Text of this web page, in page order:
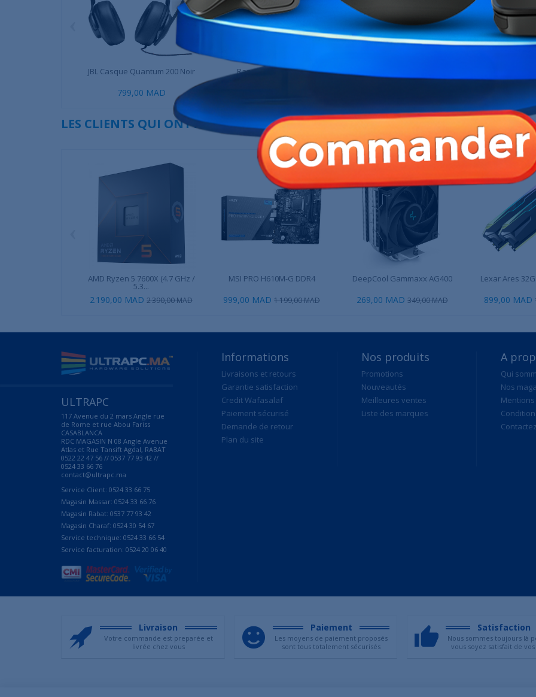
JBL Casque Quantum 200 Noir
799,00 MAD
Razer Aether Lamp
249,00 MAD
LES CLIENTS QUI ONT ACHETÉ CE PRODUIT ONT ÉGALEMENT ACHETÉ :
AMD Ryzen 5 7600X (4.7 GHz /
5.3...
2 190,00 MAD 2 390,00 MAD
MSI PRO H610M-G DDR4
999,00 MAD 1 199,00 MAD
DeepCool Gammaxx AG400
269,00 MAD 349,00 MAD
Lexar Ares
899,00 MAD
ULTRAPC
117 Avenue du 2 mars Angle rue
de Rome et rue Abou Fariss
CASABLANCA
RDC MAGASIN N 08 Angle Avenue
Atlas et Rue Tansift Agdal, RABAT
0522 22 47 56 // 0537 77 93 42 //
0524 33 66 76
contact@ultrapc.ma
Service Client: 0524 33 66 75
Magasin Massar: 0524 33 66 76
Magasin Rabat: 0537 77 93 42
Magasin Charaf: 0524 30 54 67
Service technique: 0524 33 66 54
Service facturation: 0524 20 06 40
Informations
Livraisons et retours
Garantie satisfaction
Credit Wafasalaf
Paiement sécurisé
Demande de retour
Plan du site
Nos produits
Promotions
Nouveautés
Meilleures ventes
Liste des marques
A
Qui
Nos
Livraison
Votre commande est preparée et
livrée chez vous
Paiement
Les moyens de paiement proposés
sont tous totalement sécurisés
Satisfaction
Nous sommes toujours là
vous soyez satisfait de